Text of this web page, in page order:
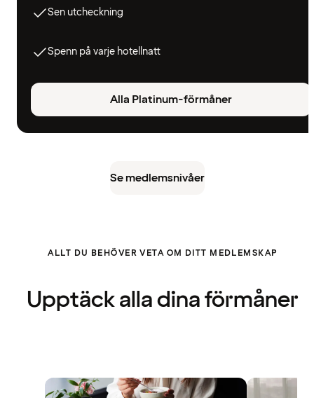
Sen utcheckning
Spenn på varje hotellnatt
Alla Platinum-förmåner
Se medlemsnivåer
ALLT DU BEHÖVER VETA OM DITT MEDLEMSKAP
Upptäck alla dina förmåner